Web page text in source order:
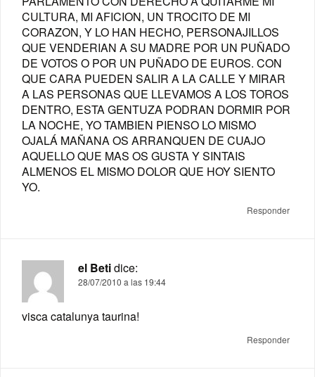
CULTURA, MI AFICION, UN TROCITO DE MI
CORAZON, Y LO HAN HECHO, PERSONAJILLOS
QUE VENDERIAN A SU MADRE POR UN PUÑADO
DE VOTOS O POR UN PUÑADO DE EUROS. CON
QUE CARA PUEDEN SALIR A LA CALLE Y MIRAR
A LAS PERSONAS QUE LLEVAMOS A LOS TOROS
DENTRO, ESTA GENTUZA PODRAN DORMIR POR
LA NOCHE, YO TAMBIEN PIENSO LO MISMO
OJALÁ MAÑANA OS ARRANQUEN DE CUAJO
AQUELLO QUE MAS OS GUSTA Y SINTAIS
ALMENOS EL MISMO DOLOR QUE HOY SIENTO
YO.
Responder
el Betidice:
28/07/2010 a las 19:44
visca catalunya taurina!
Responder